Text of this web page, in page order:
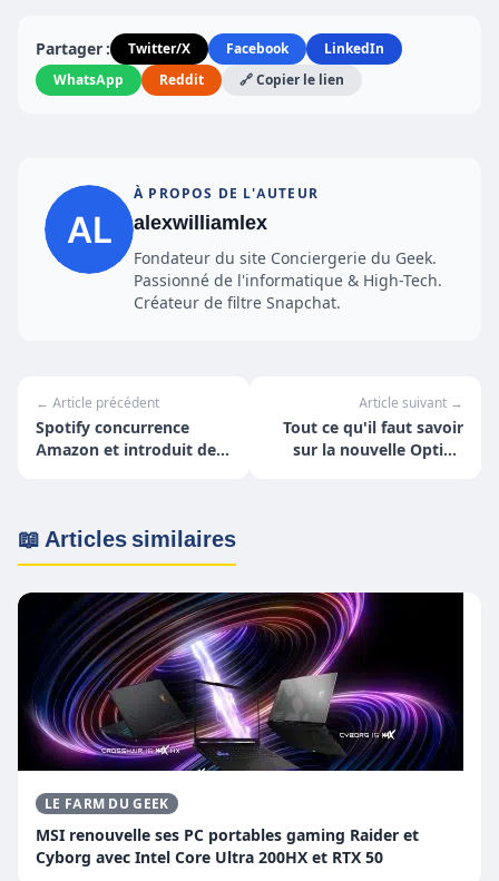
Partager : Twitter/X Facebook
LinkedIn
WhatsApp
Reddit 🔗 Copier le lien
À PROPOS DE L'AUTEUR
alexwilliamlex
Fondateur du site Conciergerie du Geek.
Passionné de l'informatique & High-Tech.
Créateur de filtre Snapchat.
← Article précédent
Spotify concurrence
Amazon et introduit des
Article suivant →
Tout ce qu'il faut savoir
sur la nouvelle Option
📖 Articles similaires
LE FARM DU GEEK
MSI renouvelle ses PC portables gaming Raider et
Cyborg avec Intel Core Ultra 200HX et RTX 50